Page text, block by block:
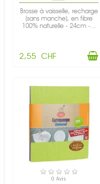
Brosse à vaisselle, recharge
(sans manche), en fibre
100% naturelle - 24cm -...
2,55 CHF
EN STOCK
0 Avis